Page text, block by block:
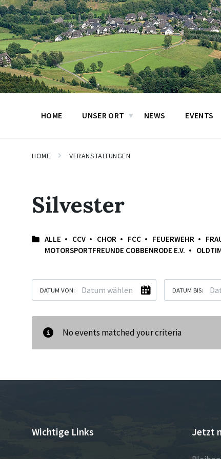
HOME UNSER ORT NEWS EVENTS
HOME VERANSTALTUNGEN
Silvester
ALLE CCV CHOR FCC FEUERWEHR
MOTORSPORTFREUNDE COBBENRODE E.V.
DATUM VON: DATUM BIS:
No events matched your criteria
Wichtige Links Jetzt